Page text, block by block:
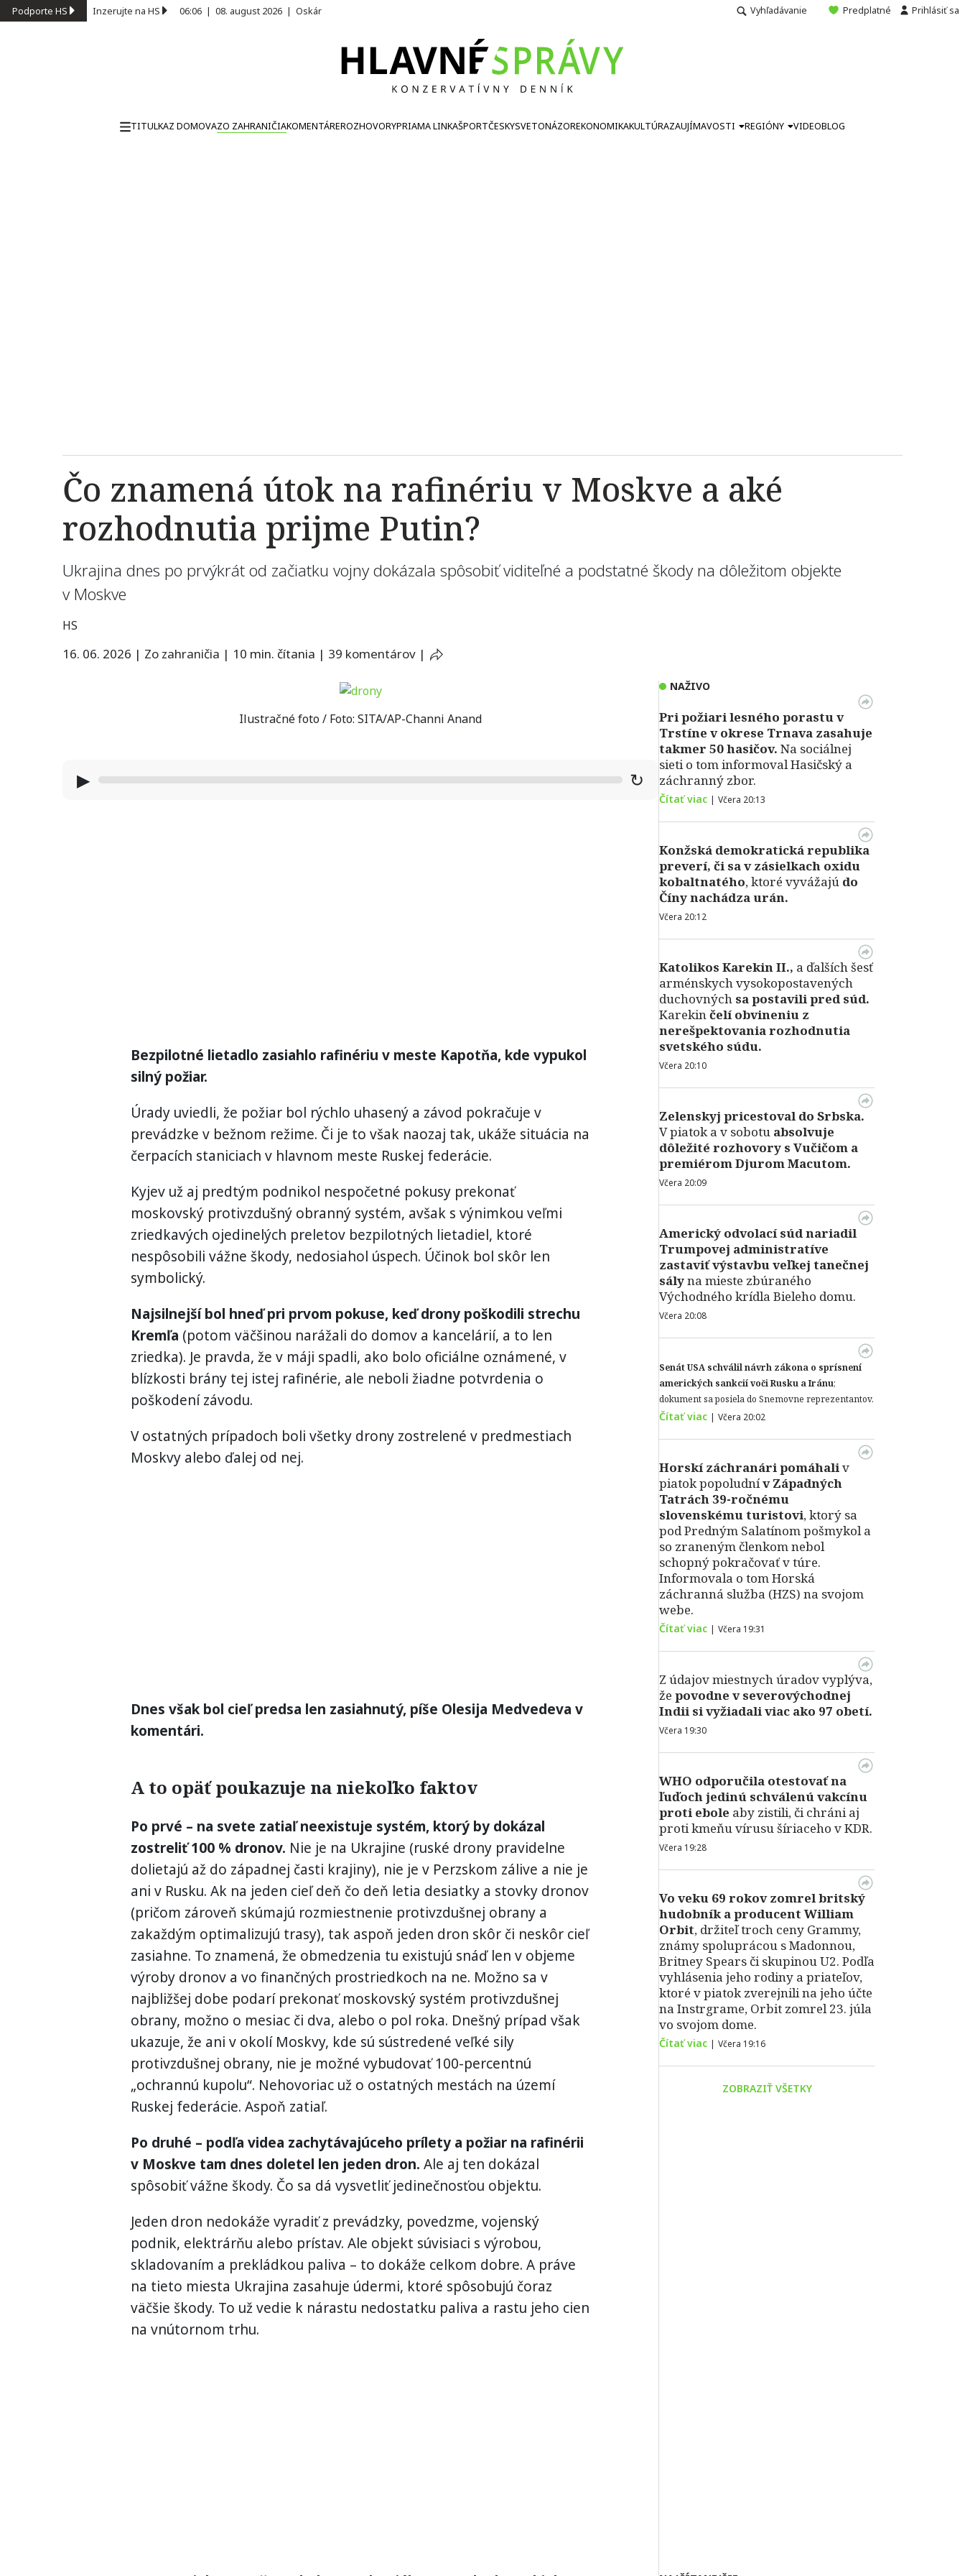
Podporte HS Inzerujte na HS 06:06 | 08. august 2026 | Oskár Vyhľadávanie Predplatné Prihlásiť sa
TITULKAZ DOMOVAZO ZAHRANIČIAKOMENTÁREROZHOVORYPRIAMA LINKAŠPORTČESKYSVETONÁZOREKONOMIKAKULTÚRAZAUJÍMAVOSTI REGIÓNY VIDEOBLOG
Čo znamená útok na rafinériu v Moskve a aké
rozhodnutia prijme Putin?
Ukrajina dnes po prvýkrát od začiatku vojny dokázala spôsobiť viditeľné a podstatné škody na dôležitom objekte
v Moskve
HS
16. 06. 2026 | Zo zahraničia | 10 min. čítania | 39 komentárov |
Ilustračné foto / Foto: SITA/AP-Channi Anand
▶ ↻
Bezpilotné lietadlo zasiahlo rafinériu v meste Kapotňa, kde vypukol
silný požiar.
Úrady uviedli, že požiar bol rýchlo uhasený a závod pokračuje v
prevádzke v bežnom režime. Či je to však naozaj tak, ukáže situácia na
čerpacích staniciach v hlavnom meste Ruskej federácie.
Kyjev už aj predtým podnikol nespočetné pokusy prekonať
moskovský protivzdušný obranný systém, avšak s výnimkou veľmi
zriedkavých ojedinelých preletov bezpilotných lietadiel, ktoré
nespôsobili vážne škody, nedosiahol úspech. Účinok bol skôr len
symbolický.
Najsilnejší bol hneď pri prvom pokuse, keď drony poškodili strechu
Kremľa (potom väčšinou narážali do domov a kancelárií, a to len
zriedka). Je pravda, že v máji spadli, ako bolo oficiálne oznámené, v
blízkosti brány tej istej rafinérie, ale neboli žiadne potvrdenia o
poškodení závodu.
V ostatných prípadoch boli všetky drony zostrelené v predmestiach
Moskvy alebo ďalej od nej.
Dnes však bol cieľ predsa len zasiahnutý, píše Olesija Medvedeva v
komentári.
A to opäť poukazuje na niekoľko faktov
Po prvé – na svete zatiaľ neexistuje systém, ktorý by dokázal
zostreliť 100 % dronov. Nie je na Ukrajine (ruské drony pravidelne
dolietajú až do západnej časti krajiny), nie je v Perzskom zálive a nie je
ani v Rusku. Ak na jeden cieľ deň čo deň letia desiatky a stovky dronov
(pričom zároveň skúmajú rozmiestnenie protivzdušnej obrany a
zakaždým optimalizujú trasy), tak aspoň jeden dron skôr či neskôr cieľ
zasiahne. To znamená, že obmedzenia tu existujú snáď len v objeme
výroby dronov a vo finančných prostriedkoch na ne. Možno sa v
najbližšej dobe podarí prekonať moskovský systém protivzdušnej
obrany, možno o mesiac či dva, alebo o pol roka. Dnešný prípad však
ukazuje, že ani v okolí Moskvy, kde sú sústredené veľké sily
protivzdušnej obrany, nie je možné vybudovať 100-percentnú
„ochrannú kupolu“. Nehovoriac už o ostatných mestách na území
Ruskej federácie. Aspoň zatiaľ.
Po druhé – podľa videa zachytávajúceho prílety a požiar na rafinérii
v Moskve tam dnes doletel len jeden dron. Ale aj ten dokázal
spôsobiť vážne škody. Čo sa dá vysvetliť jedinečnosťou objektu.
Jeden dron nedokáže vyradiť z prevádzky, povedzme, vojenský
podnik, elektrárňu alebo prístav. Ale objekt súvisiaci s výrobou,
skladovaním a prekládkou paliva – to dokáže celkom dobre. A práve
na tieto miesta Ukrajina zasahuje údermi, ktoré spôsobujú čoraz
väčšie škody. To už vedie k nárastu nedostatku paliva a rastu jeho cien
na vnútornom trhu.
NAŽIVO
Pri požiari lesného porastu v
Trstíne v okrese Trnava zasahuje
takmer 50 hasičov. Na sociálnej
sieti o tom informoval Hasičský a
záchranný zbor.
Čítať viac | Včera 20:13
Konžská demokratická republika
preverí, či sa v zásielkach oxidu
kobaltnatého, ktoré vyvážajú do
Číny nachádza urán.
Včera 20:12
Katolikos Karekin II., a ďalších šesť
arménskych vysokopostavených
duchovných sa postavili pred súd.
Karekinčelí obvineniu z
nerešpektovania rozhodnutia
svetského súdu.
Včera 20:10
Zelenskyj pricestoval do Srbska.
V piatok a v sobotu absolvuje
dôležité rozhovory s Vučičom a
premiérom Djurom Macutom.
Včera 20:09
Americký odvolací súd nariadil
Trumpovej administratíve
zastaviť výstavbu veľkej tanečnej
sályna mieste zbúraného
Východného krídla Bieleho domu.
Včera 20:08
Senát USA schválil návrh zákona o sprísnení
amerických sankcií voči Rusku a Iránu;
dokument sa posiela do Snemovne reprezentantov.
Čítať viac | Včera 20:02
Horskí záchranári pomáhaliv
piatok popoludnív Západných
Tatrách 39-ročnému
slovenskému turistovi, ktorý sa
pod Predným Salatínom pošmykol a
so zraneným členkom nebol
schopný pokračovať v túre.
Informovala o tom Horská
záchranná služba (HZS) na svojom
webe.
Čítať viac | Včera 19:31
Z údajov miestnych úradov vyplýva,
že povodne v severovýchodnej
Indii si vyžiadali viac ako 97 obetí.
Včera 19:30
WHO odporučila otestovať na
ľuďoch jedinú schválenú vakcínu
proti ebole aby zistili, či chráni aj
proti kmeňu vírusu šíriaceho v KDR.
Včera 19:28
Vo veku 69 rokov zomrel britský
hudobník a producent William
Orbit, držiteľ troch ceny Grammy,
známy spoluprácou s Madonnou,
Britney Spears či skupinou U2. Podľa
vyhlásenia jeho rodiny a priateľov,
ktoré v piatok zverejnili na jeho účte
na Instrgrame, Orbit zomrel 23. júla
vo svojom dome.
Čítať viac | Včera 19:16
ZOBRAZIŤ VŠETKY